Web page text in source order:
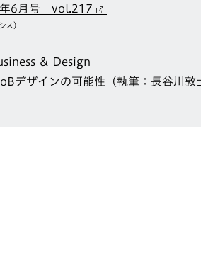
年6月号 vol.217
ス）
＆ Design
デザインの可能性（執筆：長谷川